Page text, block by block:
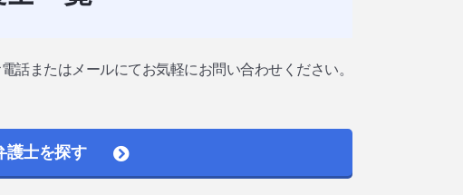
話またはメールにてお気軽にお問い合わせください。
護士を探す